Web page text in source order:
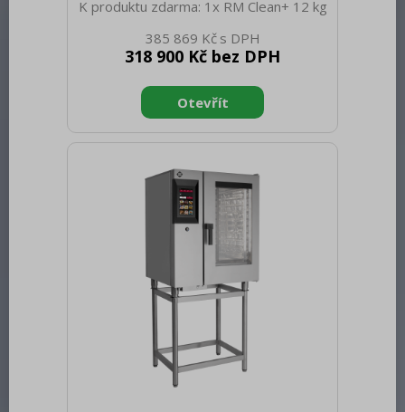
K produktu zdarma: 1x RM Clean+ 12 kg
(00012273) Sap kód: 00014491 Šířka
netto [mm]: 1150 Hloubka netto [mm]:
netto [kg]: 192.00 Šířka brutto [mm]:
1280 Hloubka brutto [mm]: 920 Výška
brutto [mm]: 1800 Hmotnost brutto
zařízení Typ ovládání: Digitální Materiál:
AISI 304 Příkon elektrický [kW]: 22.200
Napájení: 400 V / 3N - 50 Hz Počet
programů: 4 Otevírání zařízení:
385 869 Kč
318 900 Kč bez DPH